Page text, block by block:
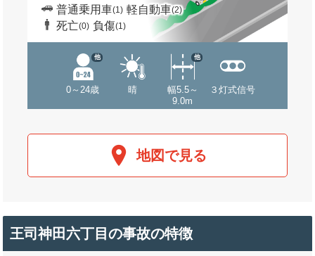
普通乗用車(1) 軽自動車(2)
死亡(0) 負傷(1)
0～24歳
他
晴
幅5.5～
9.0m
他
３灯式信号
地図で見る
王司神田六丁目の事故の特徴